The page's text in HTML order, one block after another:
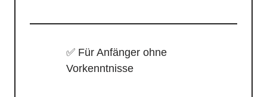
✅ Für Anfänger ohne
Vorkenntnisse